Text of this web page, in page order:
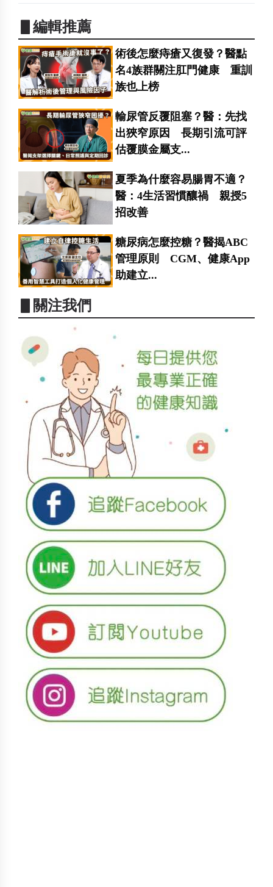
▋編輯推薦
術後怎麼痔瘡又復發？醫點
名4族群關注肛門健康 重訓
族也上榜
輸尿管反覆阻塞？醫：先找
出狹窄原因 長期引流可評
估覆膜金屬支...
夏季為什麼容易腸胃不適？
醫：4生活習慣釀禍 親授5
招改善
糖尿病怎麼控糖？醫揭ABC
管理原則 CGM、健康App
助建立...
▋關注我們